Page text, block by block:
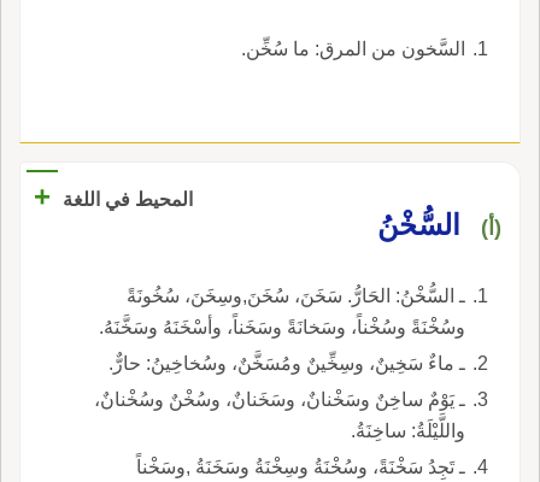
السَّخون من المرق: ما سُخِّن.
المحيط في اللغة +
(أ) السُّخْنُ
ـ السُّخْنُ: الحَارُّ. سَخَنَ، سُخَنَ,وسِخَنَ، سُخُونَةً
وسُخْنَةً وسُخْناً، وسَخانَةً وسَخَناً، وأسْخَنَهُ وسَخَّنَهُ.
ـ ماءٌ سَخِينٌ، وسِخِّينٌ ومُسَخَّنٌ، وسُخاخِينُ: حارٌّ.
ـ يَوْمٌ ساخِنٌ وسَخْنانٌ، وسَخَنانٌ، وسُخْنٌ وسُخْنانٌ،
واللَّيْلَةُ: ساخِنَةُ.
ـ تَجِدُ سَخْنَةً، وسُخْنَةُ وسِخْنَةُ وسَخَنَةُ ,وسَخْناً